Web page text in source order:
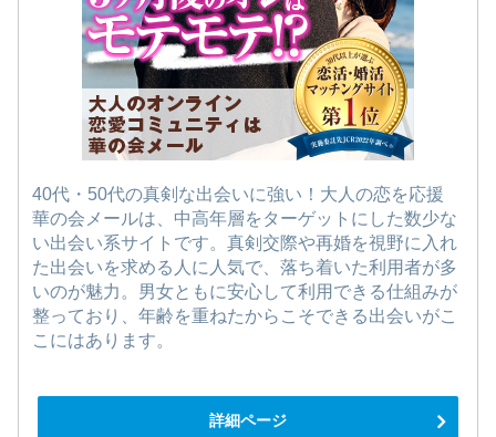
40代・50代の真剣な出会いに強い！大人の恋を応援
華の会メールは、中高年層をターゲットにした数少な
い出会い系サイトです。真剣交際や再婚を視野に入れ
た出会いを求める人に人気で、落ち着いた利用者が多
いのが魅力。男女ともに安心して利用できる仕組みが
整っており、年齢を重ねたからこそできる出会いがこ
こにはあります。
詳細ページ